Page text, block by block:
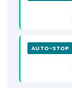
AUTO-STOP